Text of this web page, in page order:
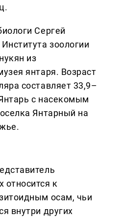
Сергей
зоологии
из
янтаря. Возраст
составляет 33,9–
с насекомым
Янтарный на
относится к
осам, чьи
внутри других